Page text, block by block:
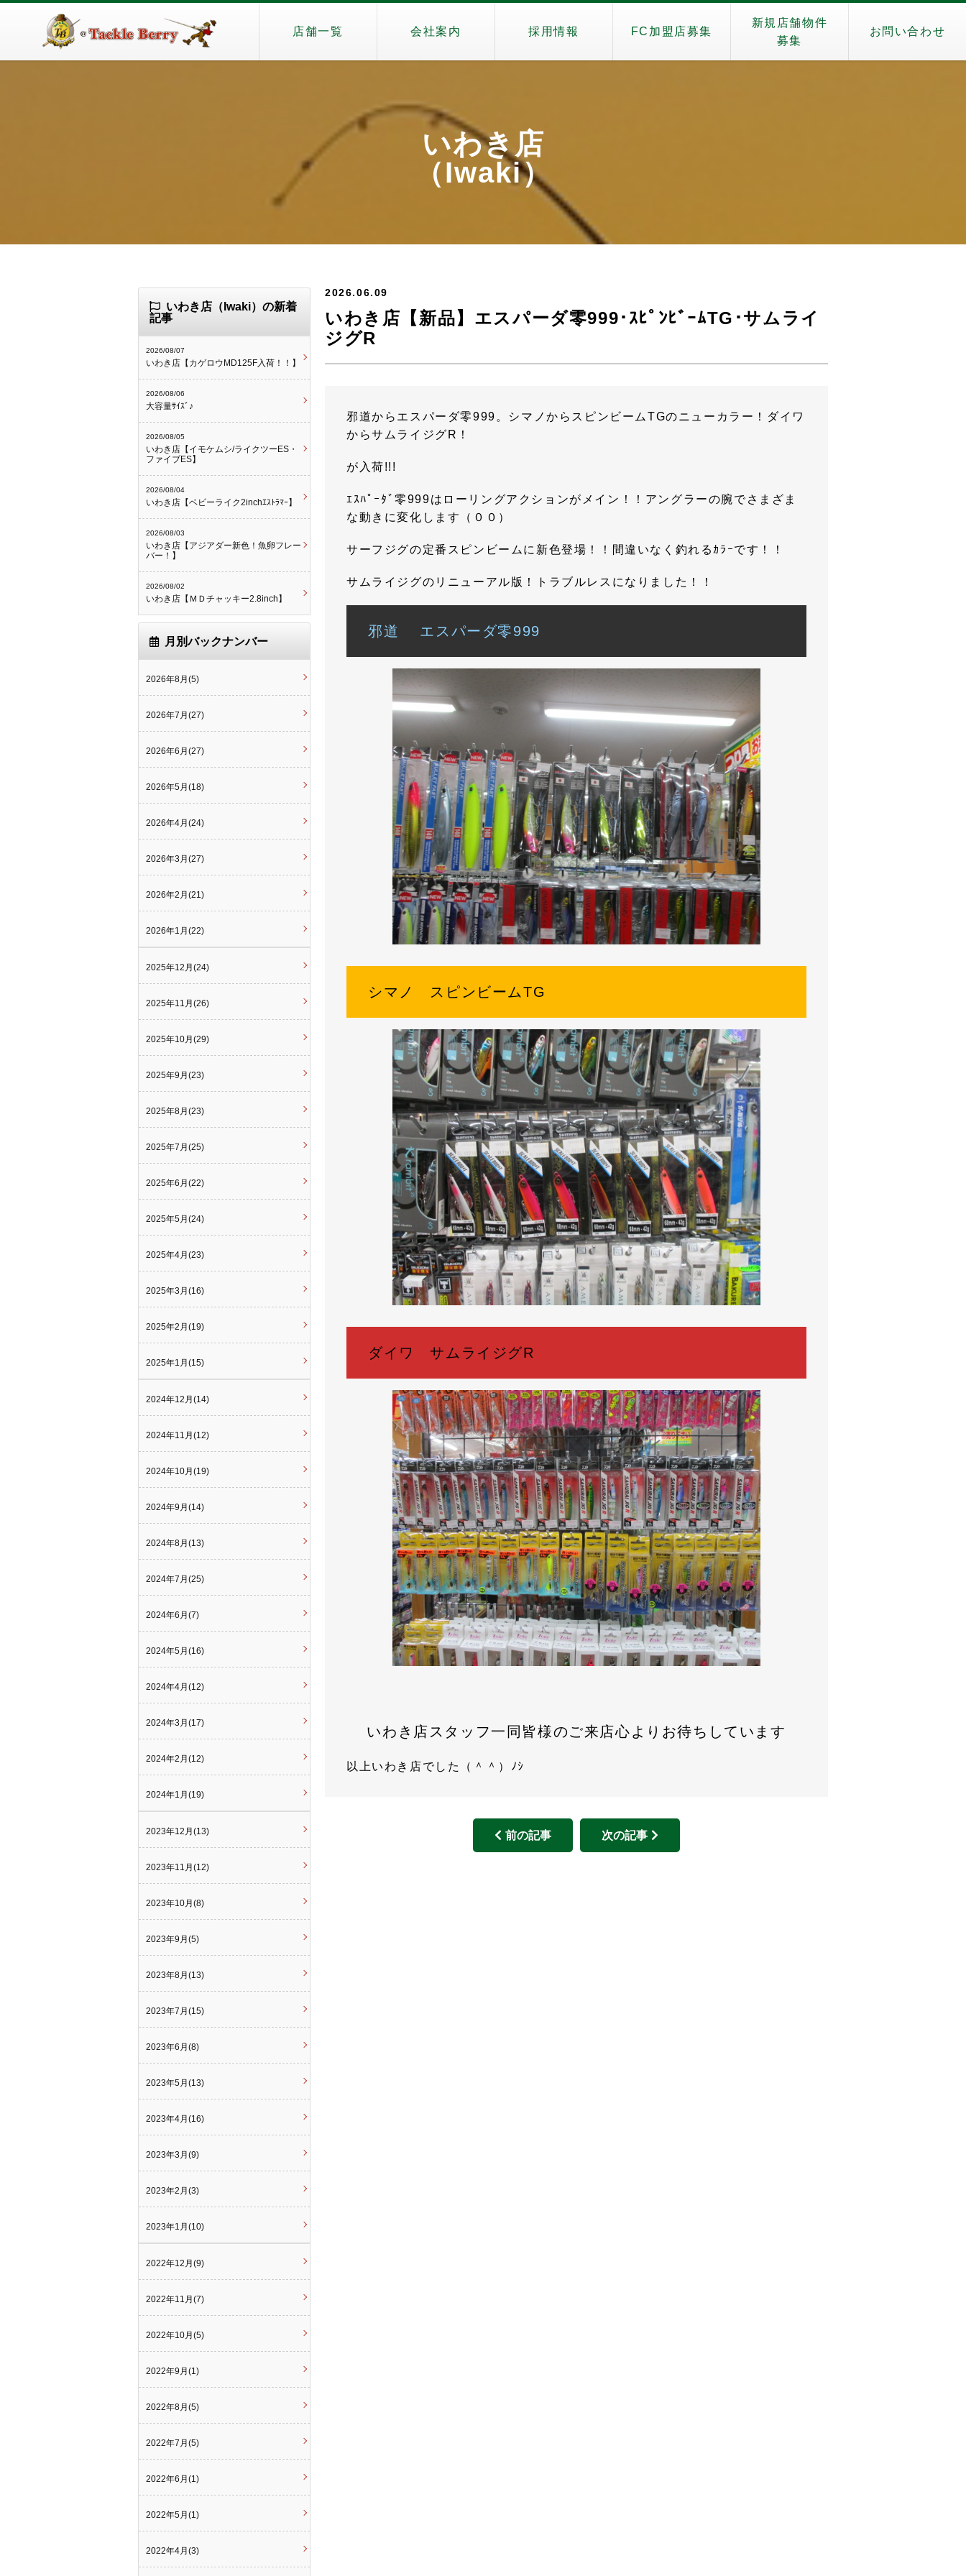
店舗一覧 会社案内 採用情報 FC加盟店募集
新規店舗物件
募集
お問い合わせ
いわき店
（Iwaki）
2026.06.09
いわき店【新品】エスパーダ零999･ｽﾋﾟﾝﾋﾞｰﾑTG･サムライ
ジグR
邪道からエスパーダ零999。シマノからスピンビームTGのニューカラー！ダイワ
からサムライジグR！
が入荷!!!
ｴｽﾊﾟｰﾀﾞ零999はローリングアクションがメイン！！アングラーの腕でさまざま
な動きに変化します（００）
サーフジグの定番スピンビームに新色登場！！間違いなく釣れるｶﾗｰです！！
サムライジグのリニューアル版！トラブルレスになりました！！
邪道 エスパーダ零999
シマノ スピンビームTG
ダイワ サムライジグR
いわき店スタッフ一同皆様のご来店心よりお待ちしています
以上いわき店でした（＾＾）ﾉｼ
前の記事 次の記事
いわき店（Iwaki）の新着
記事
2026/08/07
いわき店【カゲロウMD125F入荷！！】
2026/08/06
大容量ｻｲｽﾞ♪
2026/08/05
いわき店【イモケムシ/ライクツーES・
ファイブES】
2026/08/04
いわき店【ベビーライク2inchｴｽﾄﾗﾏｰ】
2026/08/03
いわき店【アジアダー新色！魚卵フレー
バー！】
2026/08/02
いわき店【ＭＤチャッキー2.8inch】
月別バックナンバー
2026年8月(5)
2026年7月(27)
2026年6月(27)
2026年5月(18)
2026年4月(24)
2026年3月(27)
2026年2月(21)
2026年1月(22)
2025年12月(24)
2025年11月(26)
2025年10月(29)
2025年9月(23)
2025年8月(23)
2025年7月(25)
2025年6月(22)
2025年5月(24)
2025年4月(23)
2025年3月(16)
2025年2月(19)
2025年1月(15)
2024年12月(14)
2024年11月(12)
2024年10月(19)
2024年9月(14)
2024年8月(13)
2024年7月(25)
2024年6月(7)
2024年5月(16)
2024年4月(12)
2024年3月(17)
2024年2月(12)
2024年1月(19)
2023年12月(13)
2023年11月(12)
2023年10月(8)
2023年9月(5)
2023年8月(13)
2023年7月(15)
2023年6月(8)
2023年5月(13)
2023年4月(16)
2023年3月(9)
2023年2月(3)
2023年1月(10)
2022年12月(9)
2022年11月(7)
2022年10月(5)
2022年9月(1)
2022年8月(5)
2022年7月(5)
2022年6月(1)
2022年5月(1)
2022年4月(3)